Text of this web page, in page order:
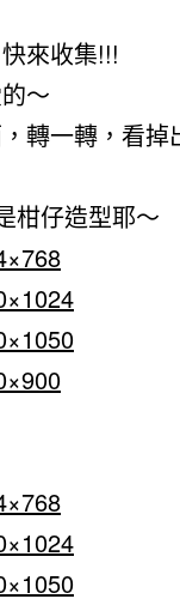
來收集!!!
～
轉一轉，看掉
柑仔造型耶～